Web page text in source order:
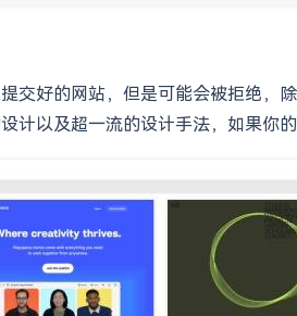
交好的网站，但是可能会被拒绝，
计以及超一流的设计手法，如果你